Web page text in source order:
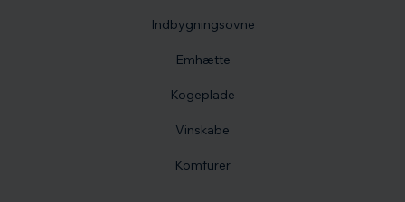
Indbygningsovne
Emhætte
Kogeplade
Vinskabe
Komfurer